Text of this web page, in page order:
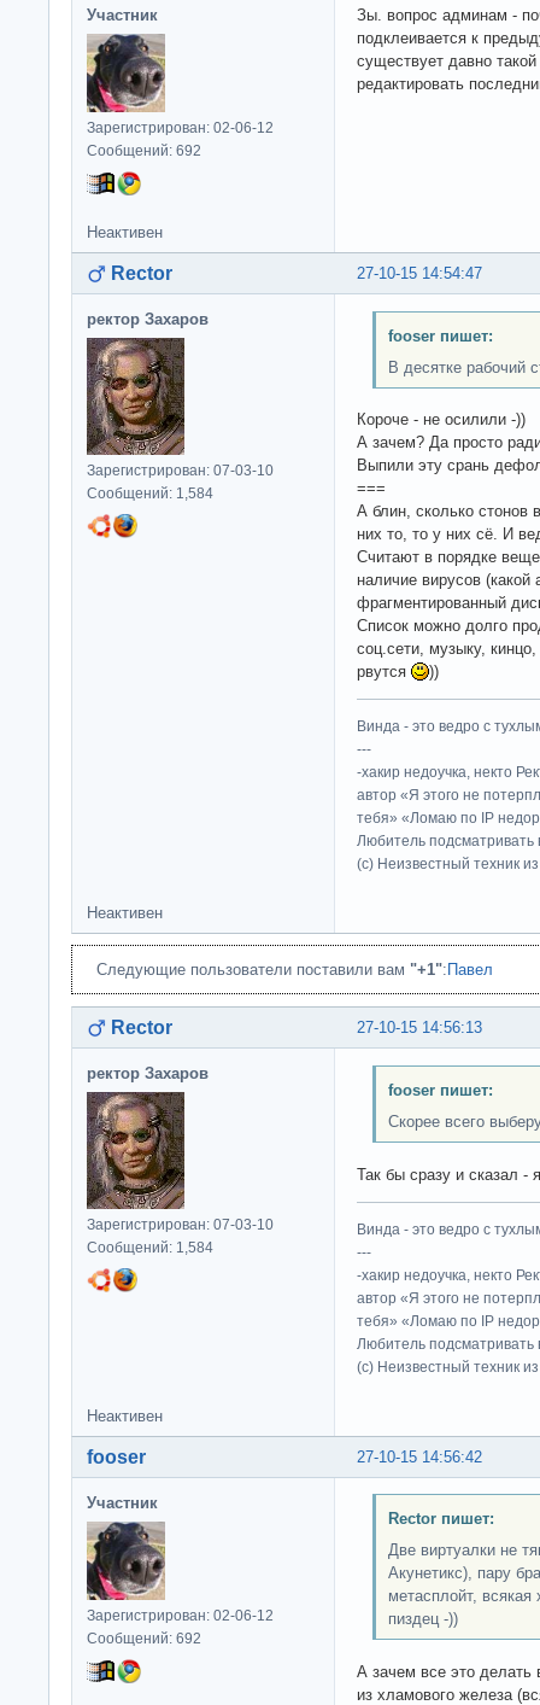
Участник
Зарегистрирован: 02-06-12
Сообщений: 692
Зы. вопрос админам -
подклеивается к
существует давно
редактировать
Неактивен
27-10-15 14:54:47
Rector
ректор Захаров
Зарегистрирован: 07-03-10
Сообщений: 1,584
fooser пишет:
В десятке рабочий
Короче - не осилили -))
А зачем? Да просто
Выпили эту срань
===
А блин, сколько стонов
них то, то у них сё. И
Считают в порядке
наличие вирусов
фрагментированный
Список можно долго
соц.сети, музыку,
рвутся
))
Винда - это ведро с
---
-хакир недоучка, некто
автор «Я этого не
тебя» «Ломаю по IP
Любитель подсматривать
(c) Неизвестный техник
Неактивен
Следующие пользователи поставили вам "+1": Павел
27-10-15 14:56:13
Rector
ректор Захаров
Зарегистрирован: 07-03-10
Сообщений: 1,584
fooser пишет:
Скорее всего
Так бы сразу и сказал
Винда - это ведро с
---
-хакир недоучка, некто
автор «Я этого не
тебя» «Ломаю по IP
Любитель подсматривать
(c) Неизвестный техник
Неактивен
27-10-15 14:56:42
fooser
Участник
Зарегистрирован: 02-06-12
Сообщений: 692
Rector пишет:
Две виртуалки не
Акунетикс), пару
метасплойт,
пиздец -))
А зачем все это делать
из хламового железа